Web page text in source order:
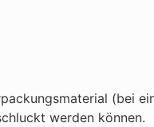
(bei
werden können.